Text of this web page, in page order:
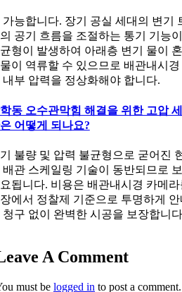
가능합니다. 장기 공실 세대의 변기
공기 흐름을 조절하는 통기 기능
형이 발생하여 아래층 변기 물이
이 역류할 수 있으므로 배관내시
내부 압력을 정상화해야 합니다.
동 오수관막힘 해결을 위한 고압
어떻게 되나요?
불량 및 압력 불균형으로 굳어진
배관 스케일링 기술이 동반되므로
됩니다. 비용은 배관내시경 카메
에서 정찰제 기준으로 투명하게
청구 없이 완벽한 시공을 보장합니
A Comment
must be logged in to post a comment.